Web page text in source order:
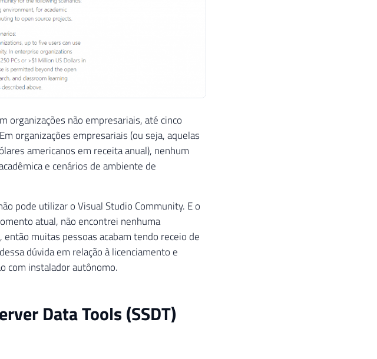
organizações não empresariais, até cinco
organizações empresariais (ou seja, aquelas
americanos em receita anual), nenhum
e cenários de ambiente de
pode utilizar o Visual Studio Community. E o
atual, não encontrei nenhuma
muitas pessoas acabam tendo receio de
dúvida em relação à licenciamento e
com instalador autônomo.
Data Tools (SSDT)